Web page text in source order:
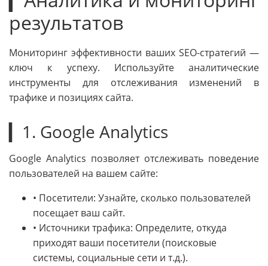
результатов
Мониторинг эффективности ваших SEO-стратегий —
ключ к успеху. Используйте аналитические
инструменты для отслеживания изменений в
трафике и позициях сайта.
▎1. Google Analytics
Google Analytics позволяет отслеживать поведение
пользователей на вашем сайте:
• Посетители: Узнайте, сколько пользователей
посещает ваш сайт.
• Источники трафика: Определите, откуда
приходят ваши посетители (поисковые
системы, социальные сети и т.д.).